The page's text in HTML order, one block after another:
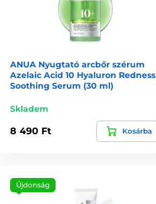
ANUA Nyugtató arcbőr szérum
Azelaic Acid 10 Hyaluron Redness
Soothing Serum (30 ml)
Skladem
8 490 Ft Kosárba
Újdonság